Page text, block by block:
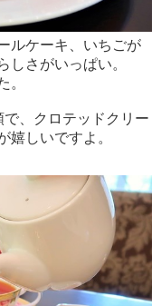
ルケーキ、いちごが
しさがいっぱい。
。
、クロテッドクリー
嬉しいですよ。